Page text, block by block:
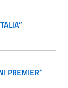
PREMIER”